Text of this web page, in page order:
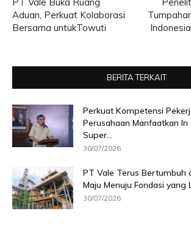
PT Vale Buka Ruang
Aduan, Perkuat Kolaborasi
Bersama untukTowuti
BERITA TERKAIT
Perkuat Kompetensi
Perusahaan Manfaatkan
Super...
30/07/2026
PT Vale Terus Bertumbuh
Maju Menuju Fondasi yang
30/07/2026